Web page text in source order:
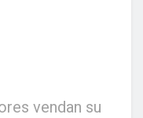
vendan su